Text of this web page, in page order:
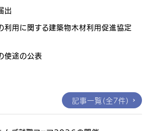
出
利用に関する建築物木材利用促進協定
使途の公表
記事一覧（全7件）